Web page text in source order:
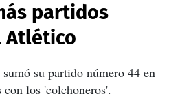
partidos
Atlético
su partido número 44 en
los 'colchoneros'.